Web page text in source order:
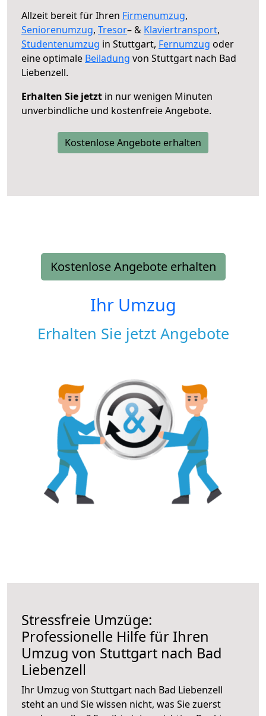
Allzeit bereit für Ihren Firmenumzug,
Seniorenumzug, Tresor– & Klaviertransport,
Studentenumzug in Stuttgart, Fernumzug oder
eine optimale Beiladung von Stuttgart nach Bad
Liebenzell.
Erhalten Sie jetzt in nur wenigen Minuten
unverbindliche und kostenfreie Angebote.
Kostenlose Angebote erhalten
Kostenlose Angebote erhalten
Ihr Umzug
Erhalten Sie jetzt Angebote
Stressfreie Umzüge:
Professionelle Hilfe für Ihren
Umzug von Stuttgart nach Bad
Liebenzell
Ihr Umzug von Stuttgart nach Bad Liebenzell
steht an und Sie wissen nicht, was Sie zuerst